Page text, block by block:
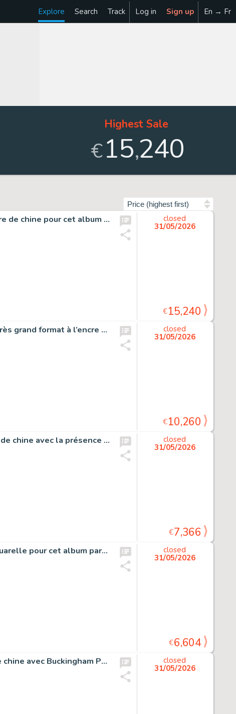
Explore Search Track Log in Sign up En → Fr
Highest Sale
€15,240
Natacha, Cauchemirage, page de titre originale à l’encre de chine pour cet album paru en 1989 chez Marsu Productions. Couverture originale non retenue pour cet album. Ce dessin fut offert par Walthéry au chanteur Renaud en 1989.…
closed
31/05/2026
€15,240
Sambre, La liberté guidant le peuple, dessin original très grand format à l’encre de chine et à l’aquarelle réalisé pour une sérigraphie.
closed
31/05/2026
€10,260
Robin Dubois, Premier pas, planche originale à l’encre de chine avec la présence de Clifton dans la dernière case.
closed
31/05/2026
€7,366
Caatinga, planche originale à l’encre de chine et à l’aquarelle pour cet album paru en 1997 au Lombard.
closed
31/05/2026
€6,604
Clifton, Mortelle saison, planche originale à l’encre de chine avec Buckingham Palace en dernière case pour cet album paru en 1993 au Lombard.
closed
31/05/2026